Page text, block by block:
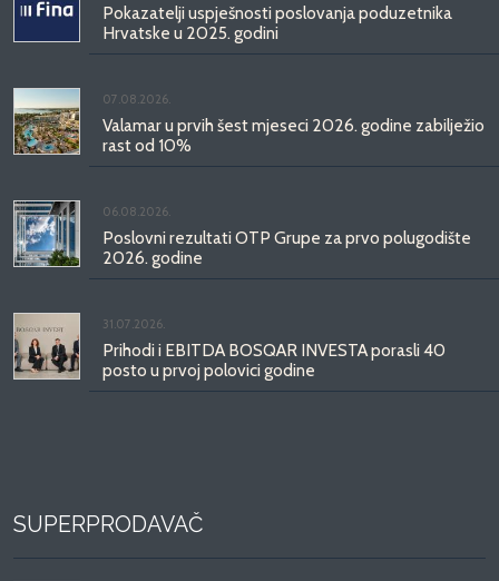
Pokazatelji uspješnosti poslovanja poduzetnika
Hrvatske u 2025. godini
07.08.2026.
Valamar u prvih šest mjeseci 2026. godine zabilježio
rast od 10%
06.08.2026.
Poslovni rezultati OTP Grupe za prvo polugodište
2026. godine
31.07.2026.
Prihodi i EBITDA BOSQAR INVESTA porasli 40
posto u prvoj polovici godine
SUPERPRODAVAČ